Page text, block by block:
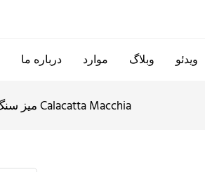
درباره ما موارد وبلاگ ویدئو
میز سنگ کوارتز Calacatta Macchia